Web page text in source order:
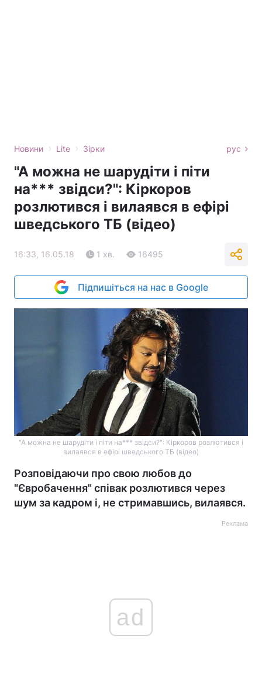
Новини › Lite › Зірки рус
"А можна не шарудіти і піти
на*** звідси?": Кіркоров
розлютився і вилаявся в ефірі
шведського ТБ (відео)
16:33, 16.05.18 1 хв. 16495
Підпишіться на нас в Google
"А можна не шарудіти і піти на*** звідси?": Кіркоров розлютився і
вилаявся в ефірі шведського ТБ (відео)
Розповідаючи про свою любов до
"Євробачення" співак розлютився через
шум за кадром і, не стримавшись, вилаявся.
Реклама
ad